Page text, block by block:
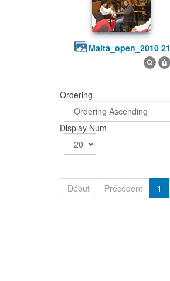
malta_open_2010 21
Ordering
Display Num
Début
Précédent 1